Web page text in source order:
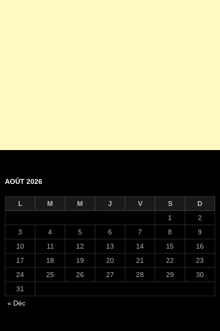
AOÛT 2026
L M M J V S
D
1
2
3
4 5 6 7 8
9
10
11 12 13 14 15
16
17
18 19 20 21 22
23
24
25 26 27 28 29
30
31
« Déc